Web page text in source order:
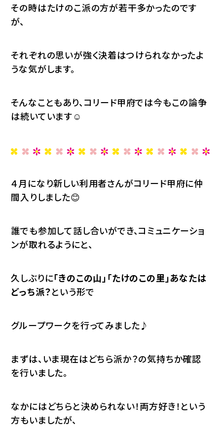
その時はたけのこ派の方が若干多かったのです
が、
それぞれの思いが強く決着はつけられなかったよ
うな気がします。
そんなこともあり、コリード甲府では今もこの論争
は続いています☺
４月になり新しい利用者さんがコリード甲府に仲
間入りしました😊
誰でも参加して話し合いができ、コミュニケーショ
ンが取れるようにと、
久しぶりに「きのこの山」「たけのこの里」あなたは
どっち派？という形で
グループワークを行ってみました♪
まずは、いま現在はどちら派か？の気持ちか確認
を行いました。
なかにはどちらと決められない！両方好き！という
方もいましたが、